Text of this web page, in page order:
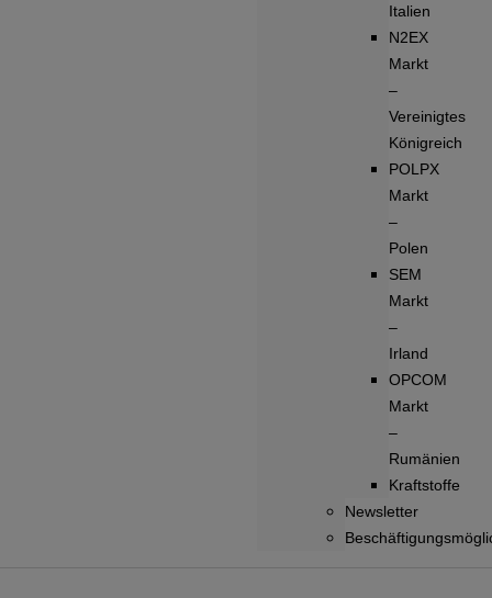
Italien
N2EX
Markt
–
Vereinigtes
Königreich
POLPX
Markt
–
Polen
SEM
Markt
–
Irland
OPCOM
Markt
–
Rumänien
Kraftstoffe
Newsletter